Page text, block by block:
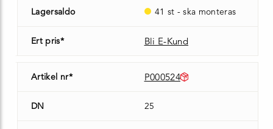
Lagersaldo 41 st - ska monteras
Ert pris* Bli E-Kund
Artikel nr* P000524
DN 25